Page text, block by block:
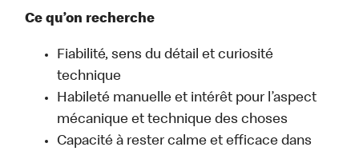
Ce qu’on recherche
Fiabilité, sens du détail et curiosité
technique
Habileté manuelle et intérêt pour l’aspect
mécanique et technique des choses
Capacité à rester calme et efficace dans